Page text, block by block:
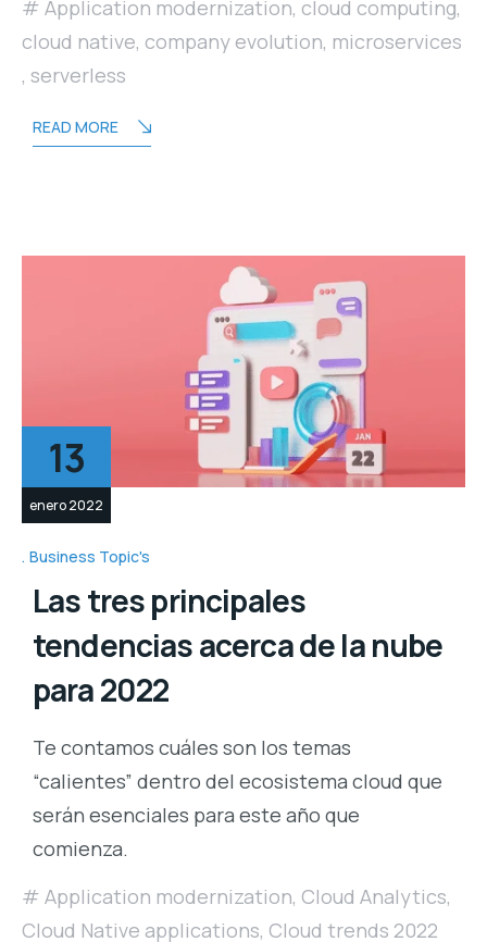
Application modernization, cloud computing,
cloud native, company evolution, microservices
, serverless
READ MORE
13
enero 2022
Business Topic's
Las tres principales
tendencias acerca de la nube
para 2022
Te contamos cuáles son los temas
“calientes” dentro del ecosistema cloud que
serán esenciales para este año que
comienza.
Application modernization, Cloud Analytics,
Cloud Native applications, Cloud trends 2022